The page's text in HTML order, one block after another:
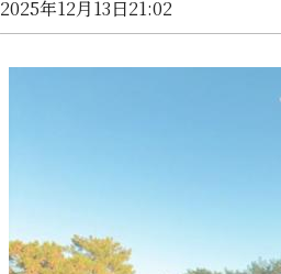
2025年12月13日21:02